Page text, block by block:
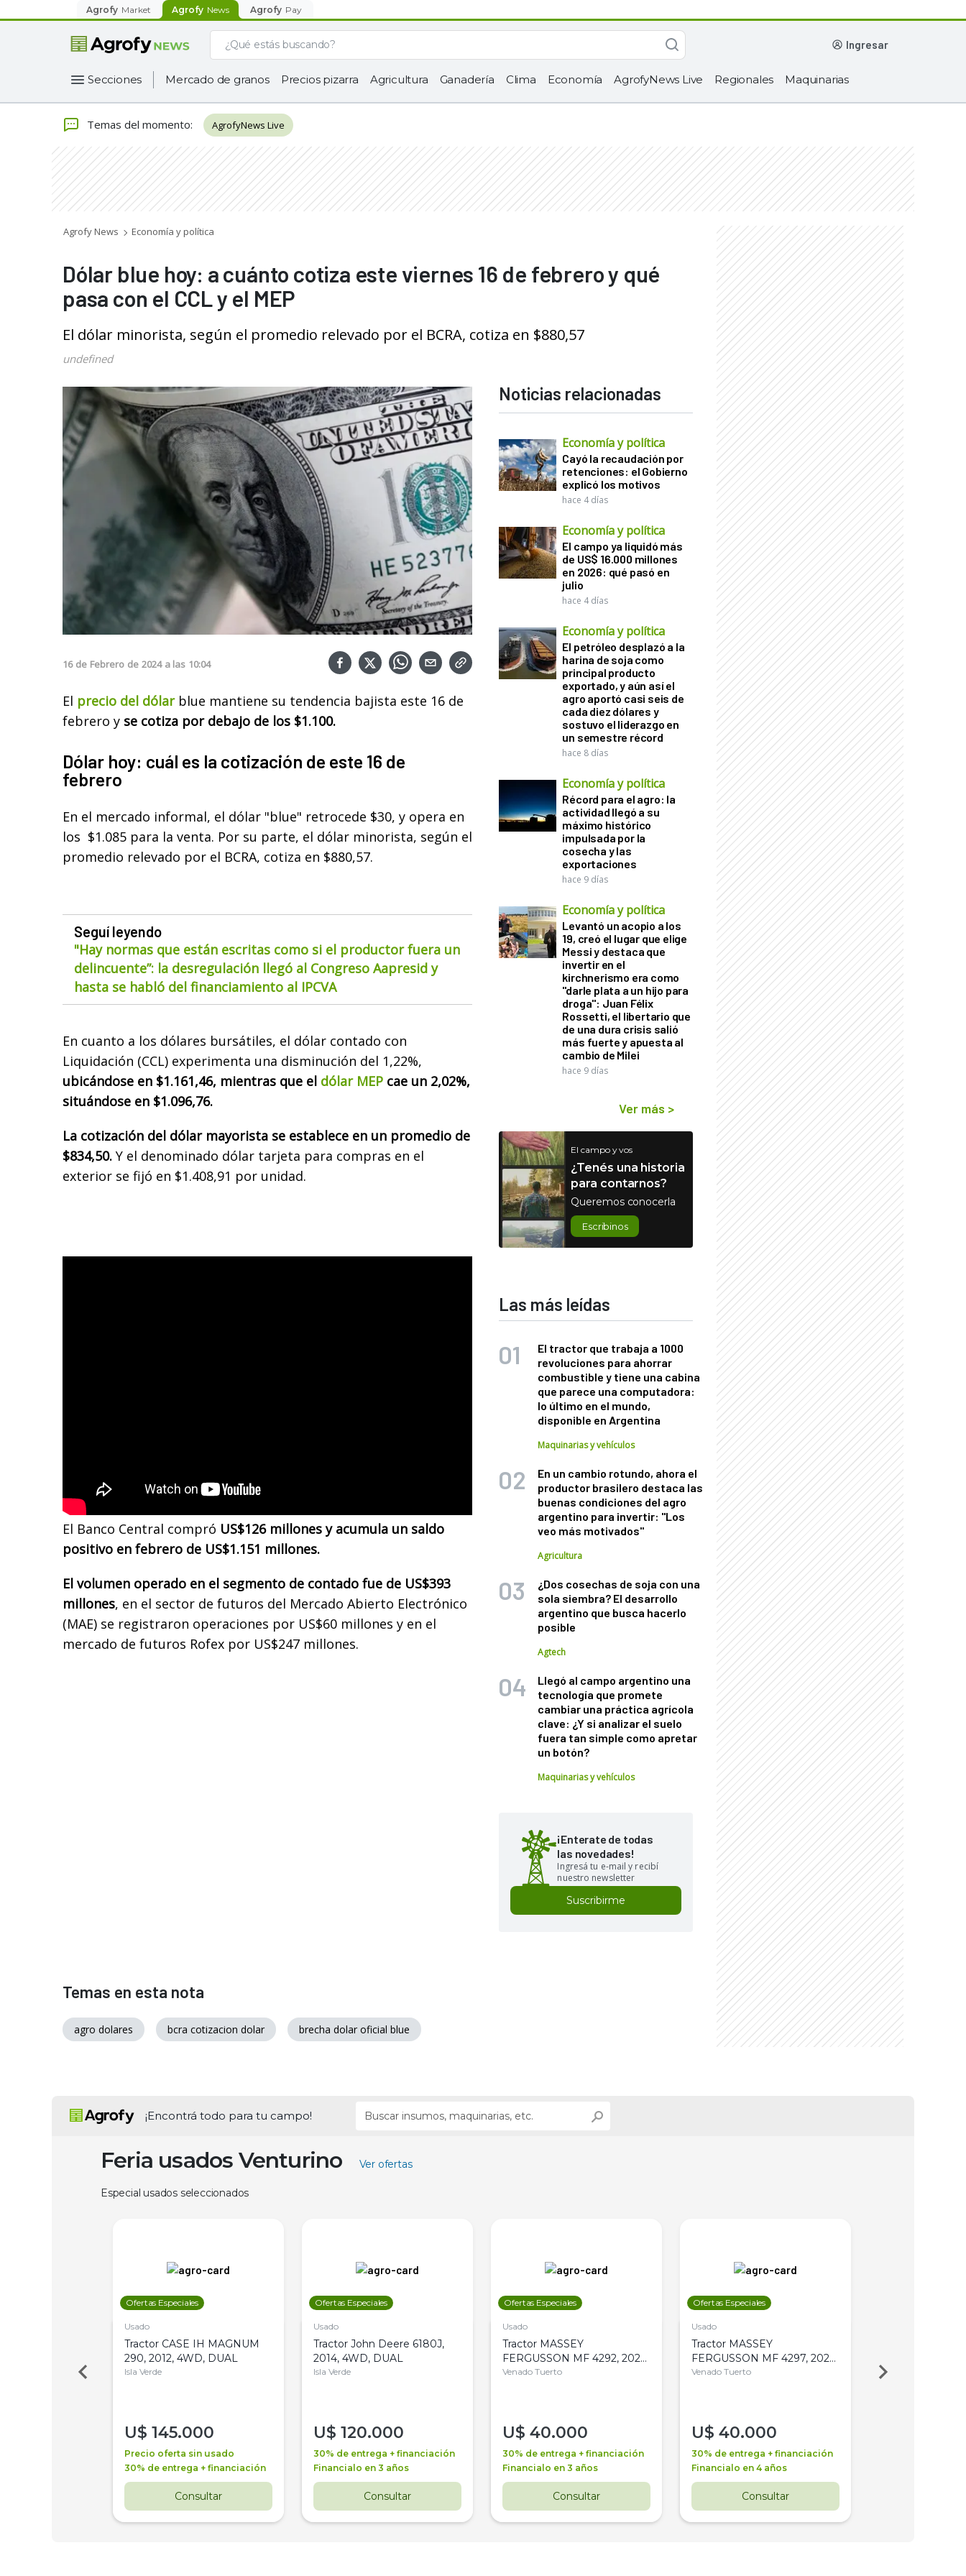
Agrofy Market Agrofy News Agrofy Pay
ingresar
Secciones Mercado de granos Precios pizarra Agricultura Ganadería Clima Economía AgrofyNews Live Regionales Maquinarias
Temas del momento: AgrofyNews Live
Agrofy News Economía y política
Dólar blue hoy: a cuánto cotiza este viernes 16 de febrero y qué
pasa con el CCL y el MEP
El dólar minorista, según el promedio relevado por el BCRA, cotiza en $880,57
undefined
16 de Febrero de 2024 a las 10:04
El precio del dólarblue mantiene su tendencia bajista este 16 de
febrero y se cotiza por debajo de los $1.100.
Dólar hoy: cuál es la cotización de este 16 de
febrero
En el mercado informal, el dólar "blue" retrocede $30, y opera en
los $1.085 para la venta. Por su parte, el dólar minorista, según el
promedio relevado por el BCRA, cotiza en $880,57.
Seguí leyendo
"Hay normas que están escritas como si el productor fuera un
delincuente”: la desregulación llegó al Congreso Aapresid y
hasta se habló del financiamiento al IPCVA
En cuanto a los dólares bursátiles, el dólar contado con
Liquidación (CCL) experimenta una disminución del 1,22%,
ubicándose en $1.161,46, mientras que el dólar MEP cae un 2,02%,
situándose en $1.096,76.
La cotización del dólar mayorista se establece en un promedio de
$834,50. Y el denominado dólar tarjeta para compras en el
exterior se fijó en $1.408,91 por unidad.
El Banco Central compró US$126 millones y acumula un saldo
positivo en febrero de US$1.151 millones.
El volumen operado en el segmento de contado fue de US$393
millones, en el sector de futuros del Mercado Abierto Electrónico
(MAE) se registraron operaciones por US$60 millones y en el
mercado de futuros Rofex por US$247 millones.
Noticias relacionadas
Economía y política
Cayó la recaudación por
retenciones: el Gobierno
explicó los motivos
hace 4 días
Economía y política
El campo ya liquidó más
de US$ 16.000 millones
en 2026: qué pasó en
julio
hace 4 días
Economía y política
El petróleo desplazó a la
harina de soja como
principal producto
exportado, y aún así el
agro aportó casi seis de
cada diez dólares y
sostuvo el liderazgo en
un semestre récord
hace 8 días
Economía y política
Récord para el agro: la
actividad llegó a su
máximo histórico
impulsada por la
cosecha y las
exportaciones
hace 9 días
Economía y política
Levantó un acopio a los
19, creó el lugar que elige
Messi y destaca que
invertir en el
kirchnerismo era como
"darle plata a un hijo para
droga": Juan Félix
Rossetti, el libertario que
de una dura crisis salió
más fuerte y apuesta al
cambio de Milei
hace 9 días
Ver más >
El campo y vos
¿Tenés una historia
para contarnos?
Queremos conocerla
Escribinos
Las más leídas
El tractor que trabaja a 1000
revoluciones para ahorrar
combustible y tiene una cabina
que parece una computadora:
lo último en el mundo,
disponible en Argentina
Maquinarias y vehículos
En un cambio rotundo, ahora el
productor brasilero destaca las
buenas condiciones del agro
argentino para invertir: "Los
veo más motivados"
Agricultura
¿Dos cosechas de soja con una
sola siembra? El desarrollo
argentino que busca hacerlo
posible
Agtech
Llegó al campo argentino una
tecnología que promete
cambiar una práctica agrícola
clave: ¿Y si analizar el suelo
fuera tan simple como apretar
un botón?
Maquinarias y vehículos
¡Enterate de todas
las novedades!
Ingresá tu e-mail y recibí
nuestro newsletter
Suscribirme
Temas en esta nota
agro dolares bcra cotizacion dolar brecha dolar oficial blue
¡Encontrá todo para tu campo!
Feria usados Venturino Ver ofertas
Especial usados seleccionados
Ofertas Especiales
Usado
Tractor CASE IH MAGNUM
290, 2012, 4WD, DUAL
Isla Verde
U$ 145.000
Precio oferta sin usado
30% de entrega + financiación
Consultar
Ofertas Especiales
Usado
Tractor John Deere 6180J,
2014, 4WD, DUAL
Isla Verde
U$ 120.000
30% de entrega + financiación
Financialo en 3 años
Consultar
Ofertas Especiales
Usado
Tractor MASSEY
FERGUSSON MF 4292, 2020,
4WD, PATON
Venado Tuerto
U$ 40.000
30% de entrega + financiación
Financialo en 3 años
Consultar
Ofertas Especiales
Usado
Tractor MASSEY
FERGUSSON MF 4297, 2020,
4WD, PATON
Venado Tuerto
U$ 40.000
30% de entrega + financiación
Financialo en 4 años
Consultar
Venado Tuerto